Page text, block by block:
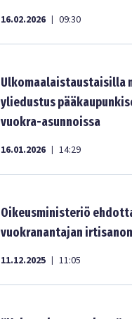
16.02.2026 | 09:30
Ulkomaalaistaustaisilla
yliedustus
vuokra-asunnoissa
16.01.2026 | 14:29
Oikeusministeriö
vuokranantajan
11.12.2025 | 11:05